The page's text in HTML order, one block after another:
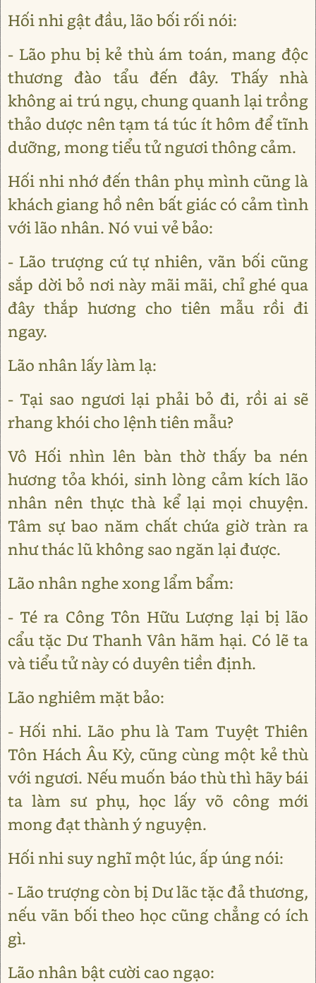
Hối nhi gật đầu, lão bối rối nói:
- Lão phu bị kẻ thù ám toán, mang độc
thương đào tẩu đến đây. Thấy nhà
không ai trú ngụ, chung quanh lại trồng
thảo dược nên tạm tá túc ít hôm để tĩnh
dưỡng, mong tiểu tử ngươi thông cảm.
Hối nhi nhớ đến thân phụ mình cũng là
khách giang hồ nên bất giác có cảm tình
với lão nhân. Nó vui vẻ bảo:
- Lão trượng cứ tự nhiên, vãn bối cũng
sắp dời bỏ nơi này mãi mãi, chỉ ghé qua
đây thắp hương cho tiên mẫu rồi đi
ngay.
Lão nhân lấy làm lạ:
- Tại sao ngươi lại phải bỏ đi, rồi ai sẽ
rhang khói cho lệnh tiên mẫu?
Vô Hối nhìn lên bàn thờ thấy ba nén
hương tỏa khói, sinh lòng cảm kích lão
nhân nên thực thà kể lại mọi chuyện.
Tâm sự bao năm chất chứa giờ tràn ra
như thác lũ không sao ngăn lại được.
Lão nhân nghe xong lẩm bẩm:
- Té ra Công Tôn Hữu Lượng lại bị lão
cẩu tặc Dư Thanh Vân hãm hại. Có lẽ ta
và tiểu tử này có duyên tiền định.
Lão nghiêm mặt bảo:
- Hối nhi. Lão phu là Tam Tuyệt Thiên
Tôn Hách Âu Kỳ, cũng cùng một kẻ thù
với ngươi. Nếu muốn báo thù thì hãy bái
ta làm sư phụ, học lấy võ công mới
mong đạt thành ý nguyện.
Hối nhi suy nghĩ một lúc, ấp úng nói:
- Lão trượng còn bị Dư lãc tặc đả thương,
nếu vãn bối theo học cũng chẳng có ích
gì.
Lão nhân bật cười cao ngạo: